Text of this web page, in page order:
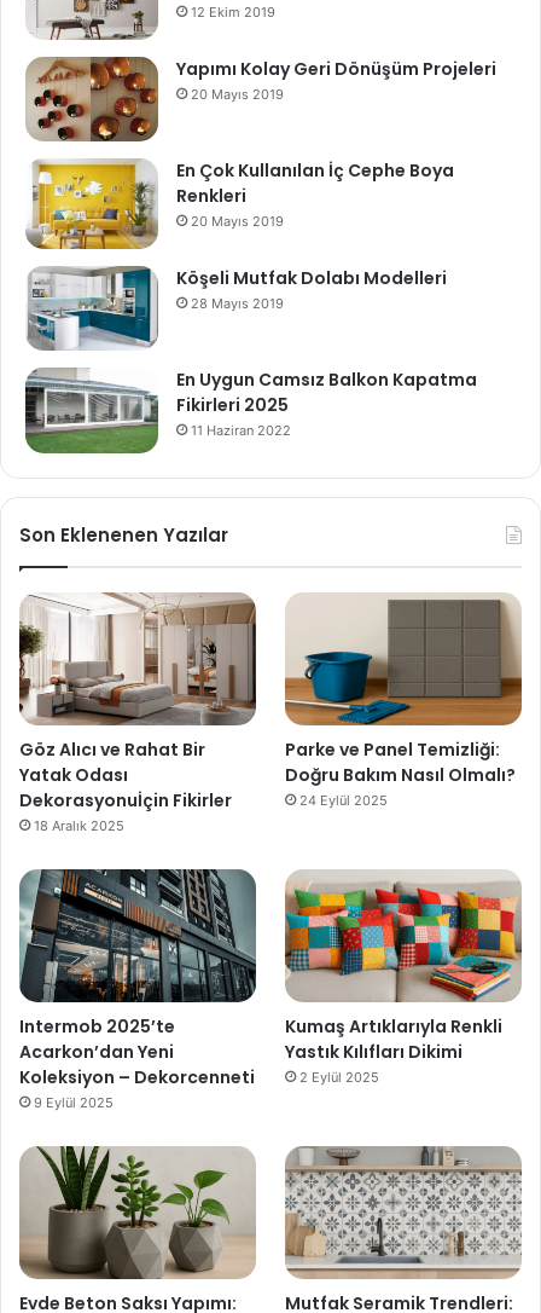
12 Ekim 2019
Yapımı Kolay Geri Dönüşüm Projeleri
20 Mayıs 2019
En Çok Kullanılan İç Cephe Boya
Renkleri
20 Mayıs 2019
Köşeli Mutfak Dolabı Modelleri
28 Mayıs 2019
En Uygun Camsız Balkon Kapatma
Fikirleri 2025
11 Haziran 2022
Son Eklenenen Yazılar
Göz Alıcı ve Rahat Bir
Yatak Odası
Dekorasyonuİçin Fikirler
18 Aralık 2025
Parke ve Panel Temizliği:
Doğru Bakım Nasıl Olmalı?
24 Eylül 2025
Intermob 2025’te
Acarkon’dan Yeni
Koleksiyon – Dekorcenneti
9 Eylül 2025
Kumaş Artıklarıyla Renkli
Yastık Kılıfları Dikimi
2 Eylül 2025
Evde Beton Saksı Yapımı: Mutfak Seramik Trendleri: